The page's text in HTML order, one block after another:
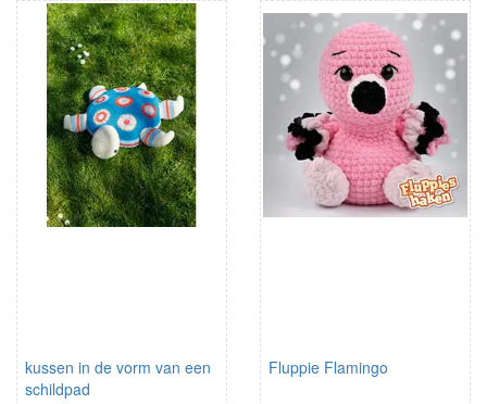
kussen in de vorm van een
schildpad
Fluppie Flamingo